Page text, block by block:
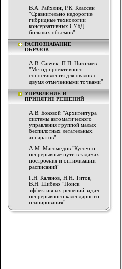
В.А. Райхлин, Р.К. Классен
"Сравнительно недорогие
гибридные технологии
консервативных СУБД
больших объемов"
РАСПОЗНАВАНИЕ
ОБРАЗОВ
А.В. Савчик, П.П. Николаев
"Метод проективного
сопоставления для овалов с
двумя отмеченными точками"
УПРАВЛЕНИЕ И
ПРИНЯТИЕ РЕШЕНИЙ
А.В. Боковой "Архитектура
системы автоматического
управления группой малых
беспилотных летательных
аппаратов"
А.М. Магомедов "Кусочно-
непрерывные пути в задачах
построения и оптимизации
расписаний"
Г.Н. Калянов, Н.Н. Титов,
В.Н. Шибеко "Поиск
эффективных решений задач
непрерывного календарного
планирования"